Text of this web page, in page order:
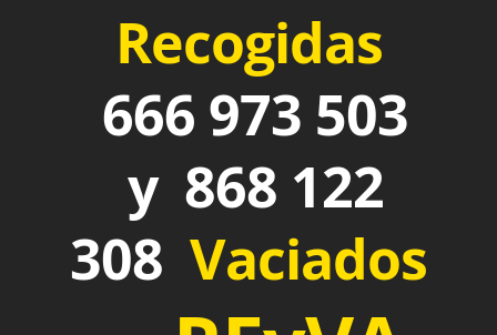
Recogidas
666 973 503
y 868 122
308 Vaciados